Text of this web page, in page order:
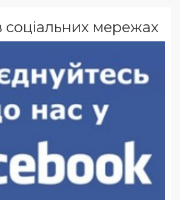
мережах